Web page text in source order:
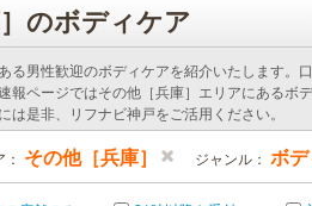
のボディケア
る男性歓迎のボディケアを紹介いたします。
報ページではその他［兵庫］エリアにあるボ
は是非、リフナビ神戸をご活用ください。
その他［兵庫］ ジャンル： ボ